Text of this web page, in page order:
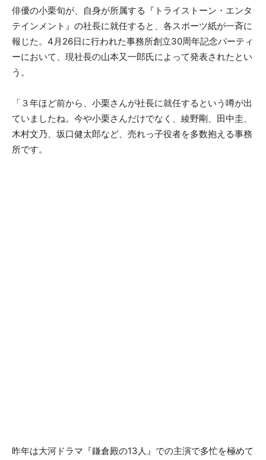
俳優の小栗旬が、自身が所属する『トライストーン・エンタ
テインメント』の社長に就任すると、各スポーツ紙が一斉に
報じた。4月26日に行われた事務所創立30周年記念パーティ
ーにおいて、現社長の山本又一郎氏によって発表されたとい
う。
「３年ほど前から、小栗さんが社長に就任するという噂が出
ていましたね。今や小栗さんだけでなく、綾野剛、田中圭、
木村文乃、坂口健太郎など、売れっ子役者を多数抱える事務
所です。
昨年は大河ドラマ『鎌倉殿の13人』での主演で多忙を極めて